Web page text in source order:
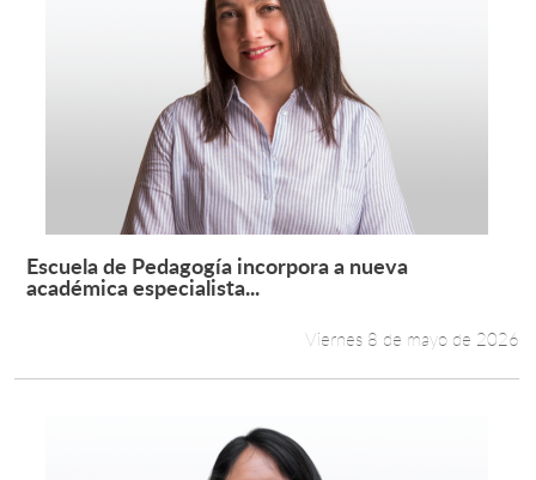
Leer más +
Escuela de Pedagogía incorpora a nueva
académica especialista...
Viernes 8 de mayo de 2026